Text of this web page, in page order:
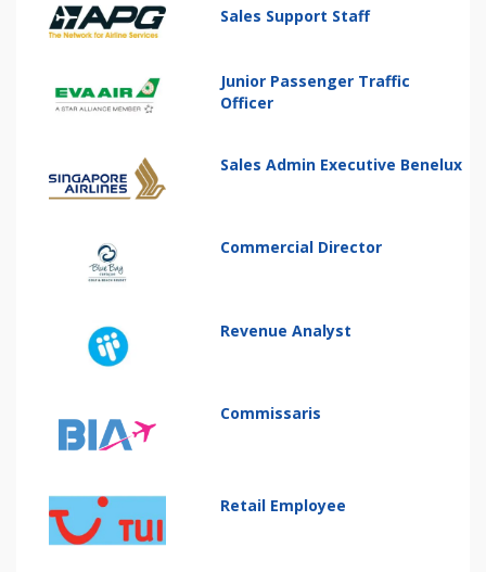
Sales Support Staff
Junior Passenger Traffic
Officer
Sales Admin Executive Benelux
Commercial Director
Revenue Analyst
Commissaris
Retail Employee